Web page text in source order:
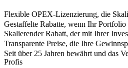
Flexible OPEX-Lizenzierung, die
Gestaffelte Rabatte, wenn Ihr Portfolio
Skalierender Rabatt, der mit Ihrer
Transparente Preise, die Ihre
Seit über 25 Jahren bewährt und das
Profis